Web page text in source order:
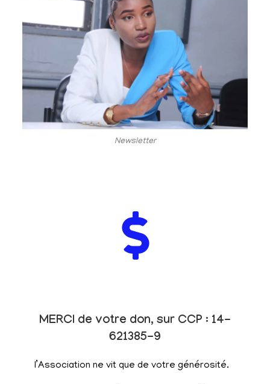
Newsletter
MERCI de votre don, sur CCP : 14-
621385-9
l’Association ne vit que de votre générosité.